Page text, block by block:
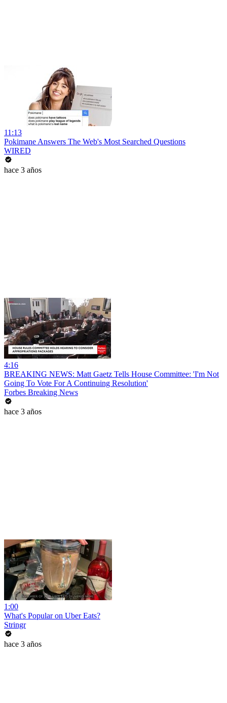
11:13
Pokimane Answers The Web's Most Searched Questions
WIRED
hace 3 años
4:16
BREAKING NEWS: Matt Gaetz Tells House Committee: 'I'm Not
Going To Vote For A Continuing Resolution'
Forbes Breaking News
hace 3 años
1:00
What's Popular on Uber Eats?
Stringr
hace 3 años